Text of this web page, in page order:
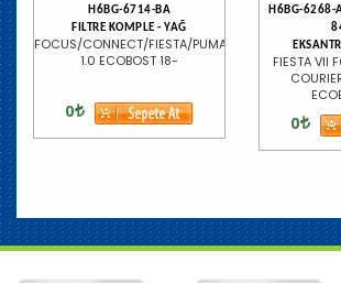
H6BG-6714-BA
FILTRE KOMPLE - YAĞ
FOCUS/CONNECT/FIESTA/PUMA
1.0 ECOBOST 18-
0
H6BG-6268-
FIESTA VII
0